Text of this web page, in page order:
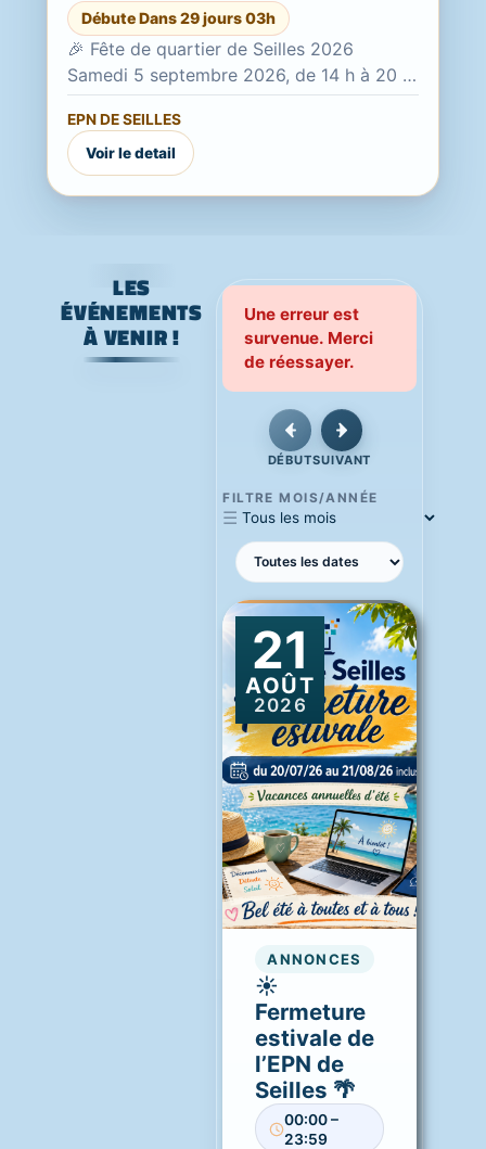
Débute Dans 29 jours 03h
🎉 Fête de quartier de Seilles 2026
Samedi 5 septembre 2026, de 14 h à 20 h
Une journée festive, familiale et ouverte
à...
EPN DE SEILLES
Voir le detail
LES
ÉVÉNEMENTS
À VENIR !
Une erreur est
survenue. Merci
de réessayer.
DÉBUTSUIVANT
FILTRE MOIS/ANNÉE
21
AOÛT
2026
ANNONCES
☀️
Fermeture
estivale de
l’EPN de
Seilles 🌴
00:00 –
23:59